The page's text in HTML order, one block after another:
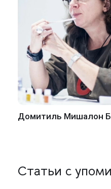
Домитиль Мишалон
Статьи с